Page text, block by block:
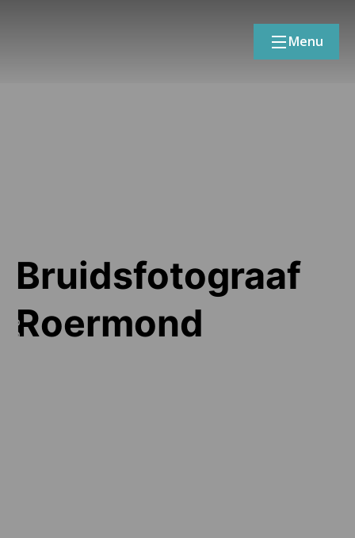
Menu
Bruidsfotograaf
Roermond
SCROLL